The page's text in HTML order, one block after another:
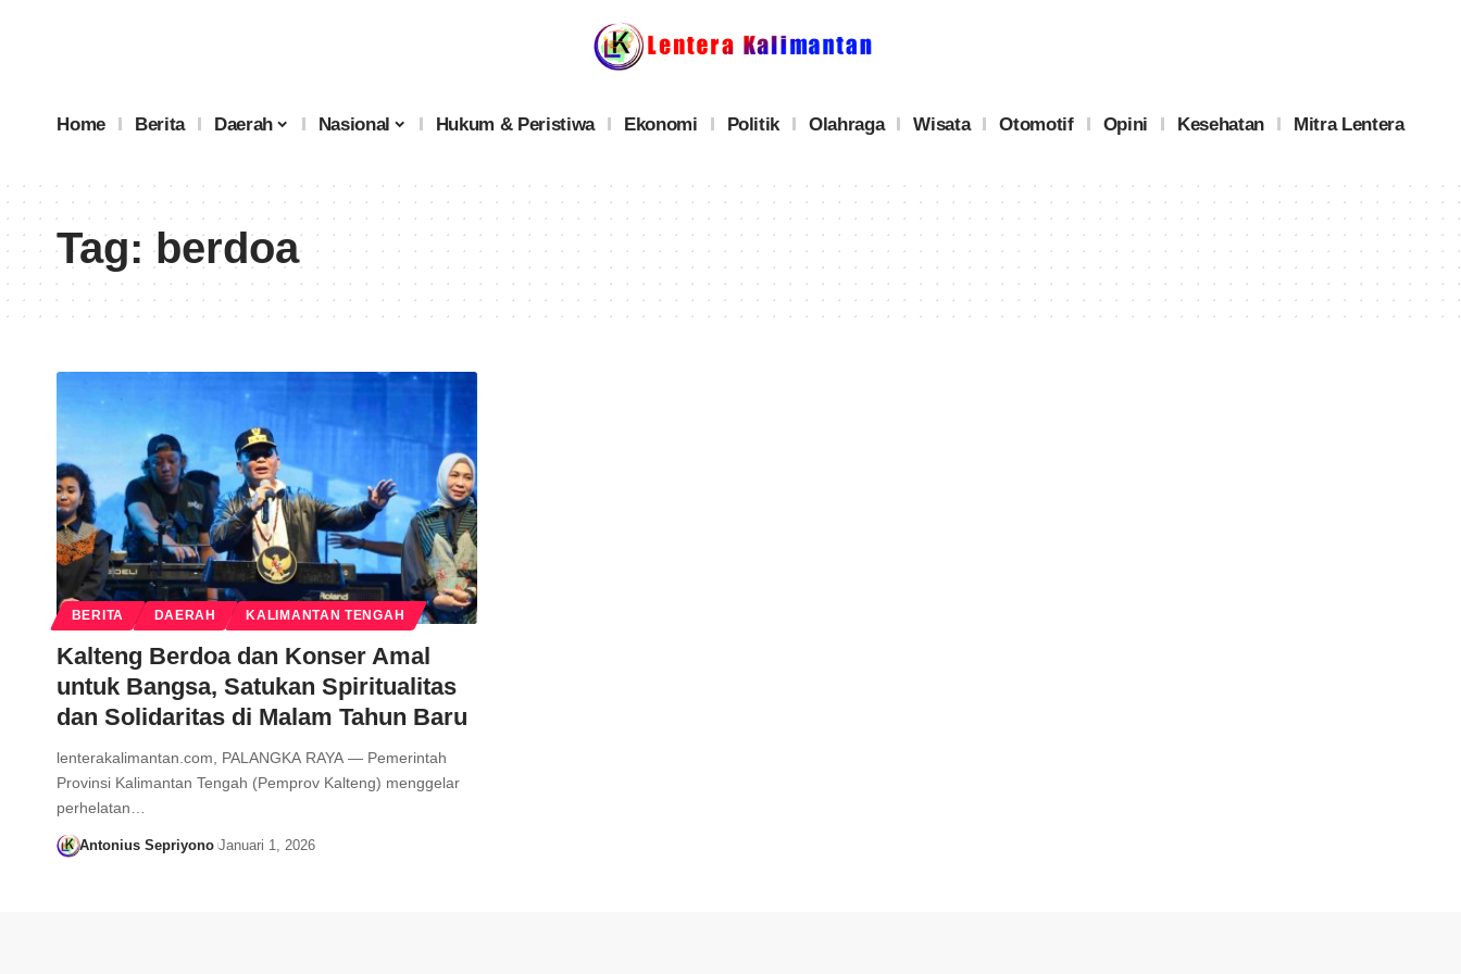
Home Berita Daerah Nasional Hukum & Peristiwa Ekonomi Politik Olahraga Wisata Otomotif Opini Kesehatan Mitra Lentera
Tag:berdoa
BERITA DAERAH KALIMANTAN TENGAH
Kalteng Berdoa dan Konser Amal
untuk Bangsa, Satukan Spiritualitas
dan Solidaritas di Malam Tahun Baru
lenterakalimantan.com, PALANGKA RAYA — Pemerintah
Provinsi Kalimantan Tengah (Pemprov Kalteng) menggelar
perhelatan…
Antonius Sepriyono Januari 1, 2026